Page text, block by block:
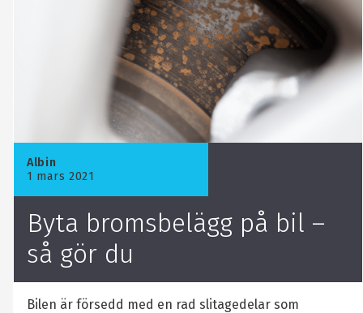
Albin
1 mars 2021
Byta bromsbelägg på bil –
så gör du
Bilen är försedd med en rad slitagedelar som